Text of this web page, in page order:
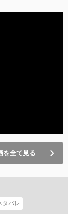
を全て見る
タバレ